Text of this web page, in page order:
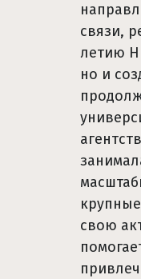
связи,
летию
но и
свою